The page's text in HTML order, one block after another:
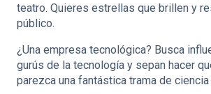
teatro. Quieres estrellas que brillen y
público.
¿Una empresa tecnológica? Busca
gurús de la tecnología y sepan hacer
parezca una fantástica trama de